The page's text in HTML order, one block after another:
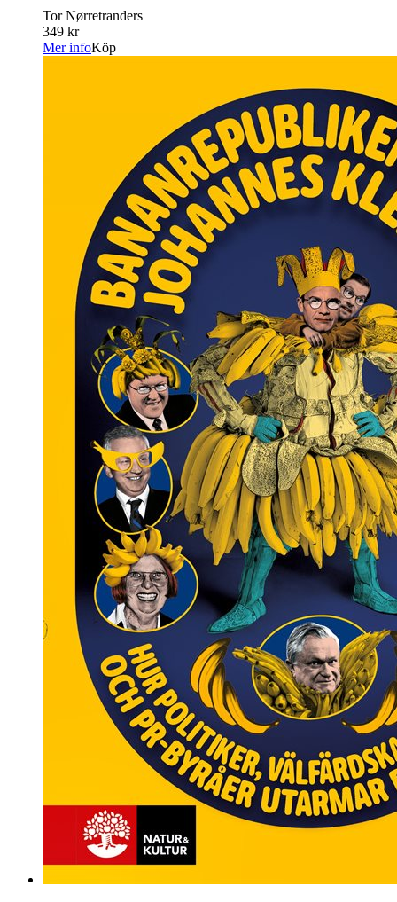
Tor Nørretranders
349 kr
Mer infoKöp